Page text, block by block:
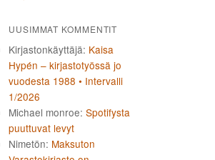
UUSIMMAT KOMMENTIT
Kirjastonkäyttäjä: Kaisa
Hypén – kirjastotyössä jo
vuodesta 1988 • Intervalli
1/2026
Michael monroe: Spotifysta
puuttuvat levyt
Nimetön: Maksuton